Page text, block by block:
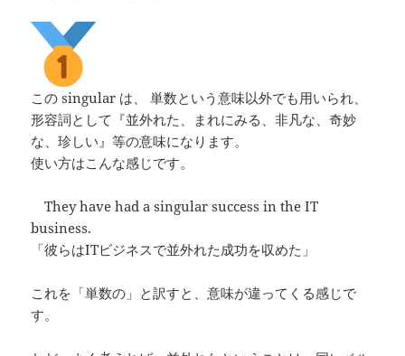
この singular は、 単数という意味以外でも用いられ、
形容詞として『並外れた、まれにみる、非凡な、奇妙
な、珍しい』等の意味になります。
使い方はこんな感じです。
They have had a singular success in the IT
business.
「彼らはITビジネスで並外れた成功を収めた」
これを「単数の」と訳すと、意味が違ってくる感じで
す。